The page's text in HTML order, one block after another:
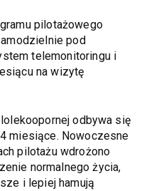
pilotażowego
pod
telemonitoringu i
na wizytę
odbywa się
miesiące. Nowoczesne
pilotażu wdrożono
normalnego życia,
i lepiej hamują